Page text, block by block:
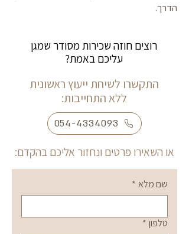
הדרך.
רוצים חוזה שכירות מסודר שמגן
עליכם באמת?
התקשרו לשיחת ייעוץ ראשונית
ללא התחייבות:
054-4334093
או השאירו פרטים ונחזור אליכם בהקדם:
שם מלא *
טלפון *